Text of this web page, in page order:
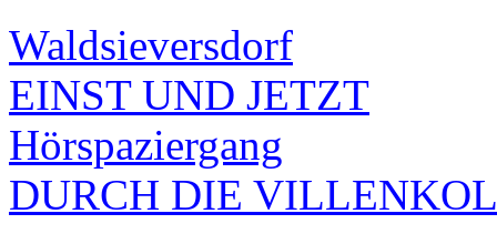
Waldsieversdorf
EINST UND JETZT
Hörspaziergang
DURCH DIE